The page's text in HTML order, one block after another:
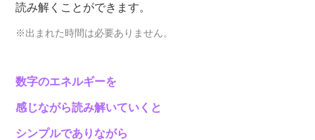
読み解くことができます。
※出まれた時間は必要ありません。
数字のエネルギーを
感じながら読み解いていくと
シンプルでありながら